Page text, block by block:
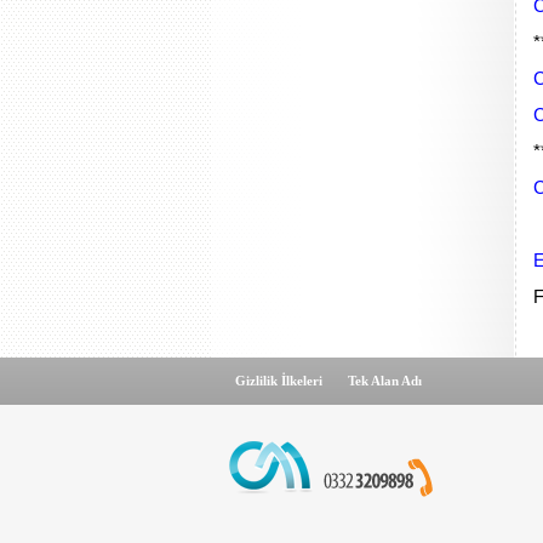
Gizlilik İlkeleri Tek Alan Adı